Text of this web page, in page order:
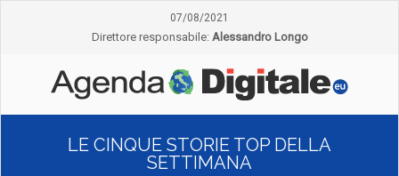
07/08/2021
Direttore responsabile: Alessandro Longo
LE CINQUE STORIE TOP DELLA
SETTIMANA